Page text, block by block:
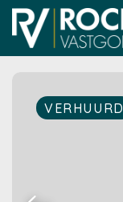
VERHUURD